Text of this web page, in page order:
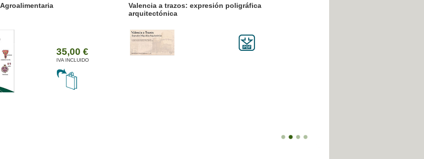
35,00 €
IVA INCLUIDO
Valencia a trazos: expresión poligráfica
arquitectónica